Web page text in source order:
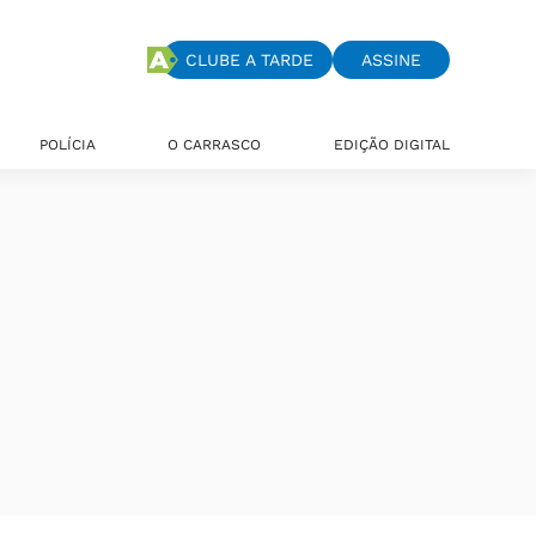
CLUBE A TARDE ASSINE
POLÍCIA O CARRASCO EDIÇÃO DIGITAL